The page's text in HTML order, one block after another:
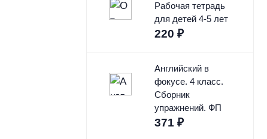
Рабочая тетрадь
для детей 4-5 лет
220 ₽
Английский в
фокусе. 4 класс.
Сборник
упражнений. ФП
371 ₽